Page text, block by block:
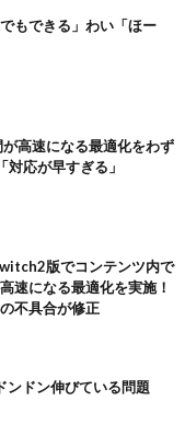
もできる」わい「ほー
高速になる最適化をわず
応が早すぎる」
版でコンテンツ内で
速になる最適化を実施！
不具合が修正
ンドン伸びている問題